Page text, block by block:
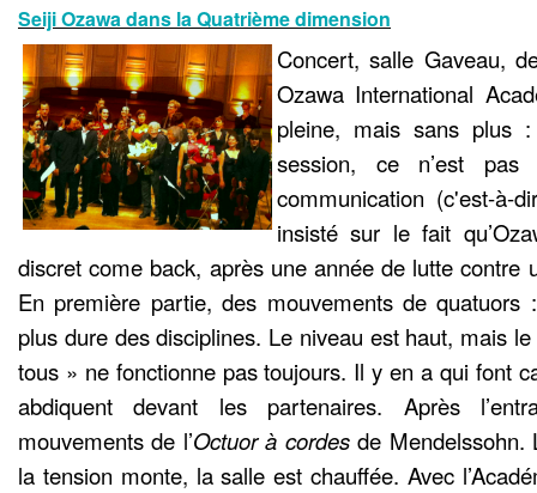
Seiji Ozawa dans la Quatrième dimension
Concert, salle Gaveau,
Ozawa International
pleine, mais sans plus
session, ce n’est
communication (c'est-à-
insisté sur le fait
discret come back, après une année de lutte contre
En première partie, des mouvements de
plus dure des disciplines. Le niveau est haut, mais
tous » ne fonctionne pas toujours. Il y en a qui font
abdiquent devant les partenaires. Après
mouvements de l’Octuor à cordesde Mendelssohn.
la tension monte, la salle est chauffée. Avec